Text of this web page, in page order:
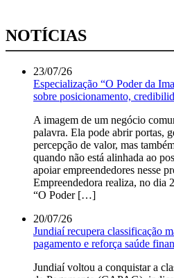
NOTÍCIAS
23/07/26
Especialização “O Poder da
sobre posicionamento,
A imagem de um negócio
palavra. Ela pode abrir portas,
percepção de valor, mas
quando não está alinhada ao
apoiar empreendedores nesse
Empreendedora realiza, no dia
“O Poder […]
20/07/26
Jundiaí recupera classificação
pagamento e reforça saúde
Jundiaí voltou a conquistar a